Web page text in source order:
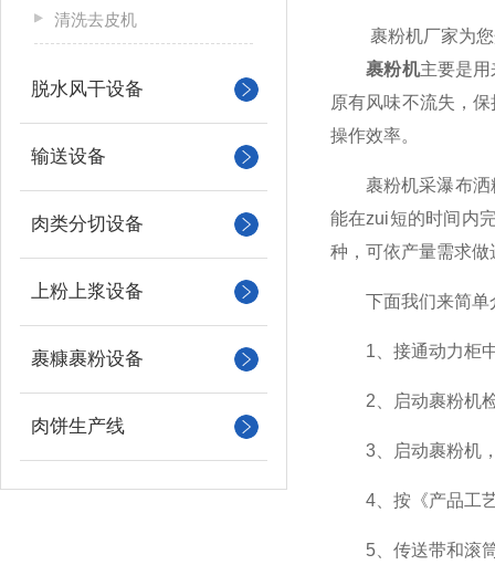
清洗去皮机
脱水风干设备
输送设备
肉类分切设备
上粉上浆设备
裹糠裹粉设备
肉饼生产线
裹粉机厂家为您
裹粉机主要是
原有风味不流失，
操作效率。
裹粉机采瀑布洒粉
能在zui短的时间内
种，可依产量需求
下面我们来简单介
1、接通动力柜中
2、启动裹粉机检
3、启动裹粉机，
4、按《产品工艺
5、传送带和滚筒